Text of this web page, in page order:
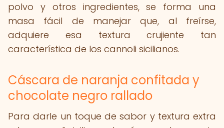
polvo y otros ingredientes, se forma una
masa fácil de manejar que, al freírse,
adquiere esa textura crujiente tan
característica de los cannoli sicilianos.
Cáscara de naranja confitada y
chocolate negro rallado
Para darle un toque de sabor y textura extra